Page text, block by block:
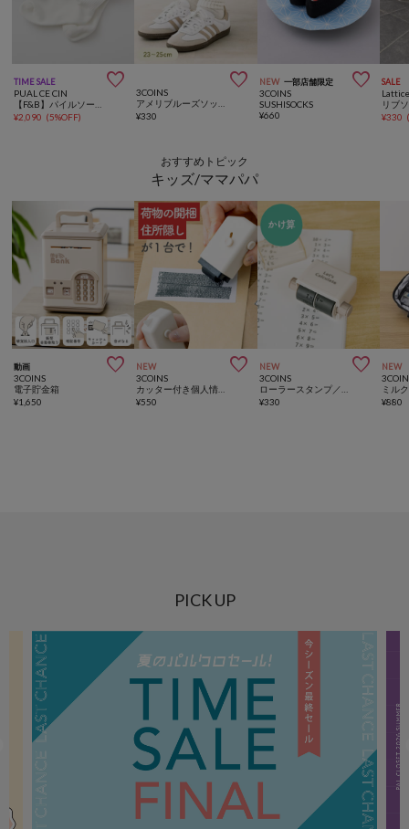
TIME SALE 
PUAL CE CIN
¥2,090 (5%OFF)

3COINS
¥330
NEW 一部店舗限定 
3COINS
SUSHISOCKS
¥660
SALE
リブ
¥330
おすすめトピック
キッズ/ママパパ
動画 
3COINS
電子貯金箱
¥1,650
NEW 
3COINS
¥550
NEW 
3COINS
¥330
NEW
¥880
PICK UP